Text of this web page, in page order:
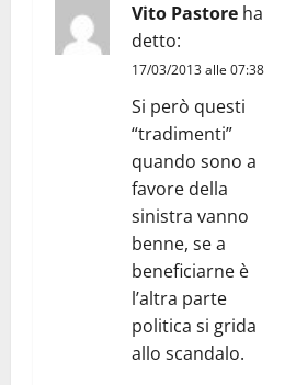
Vito Pastore ha
detto:
17/03/2013 alle 07:38
Si però questi
“tradimenti”
quando sono a
favore della
sinistra vanno
benne, se a
beneficiarne è
l’altra parte
politica si grida
allo scandalo.